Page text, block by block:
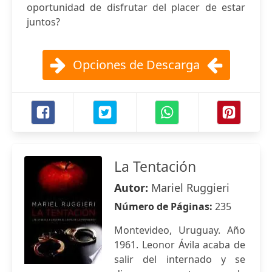
oportunidad de disfrutar del placer de estar
juntos?
Opciones de Descarga
La Tentación
Autor: Mariel Ruggieri
Número de Páginas: 235
Montevideo, Uruguay. Año
1961. Leonor Ávila acaba de
salir del internado y se